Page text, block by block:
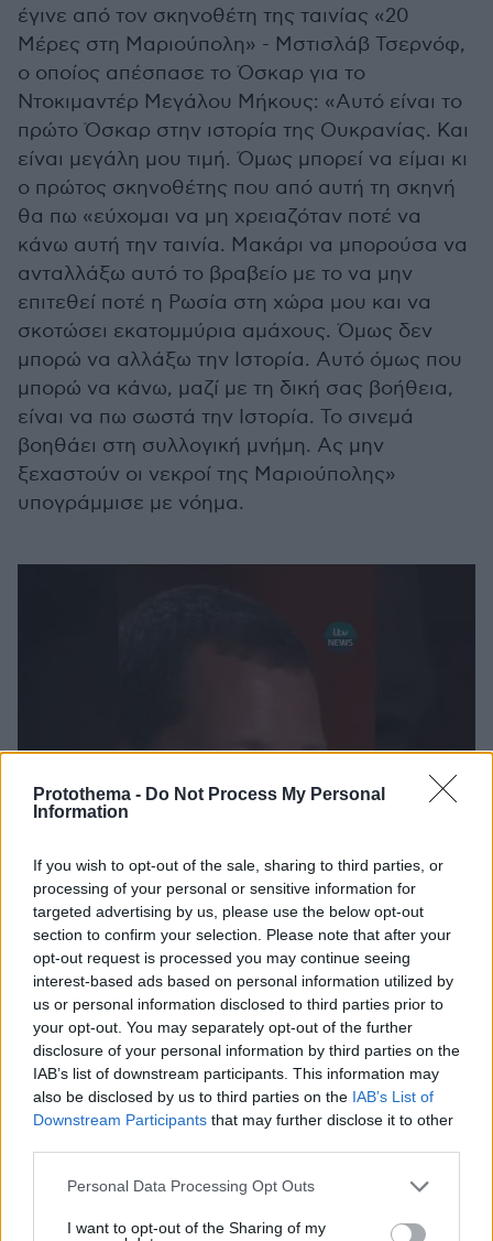
Protothema - Do Not Process My Personal
Information
If you wish to opt-out of the sale, sharing to third parties, or
processing of your personal or sensitive information for
targeted advertising by us, please use the below opt-out
section to confirm your selection. Please note that after your
opt-out request is processed you may continue seeing
interest-based ads based on personal information utilized by
us or personal information disclosed to third parties prior to
your opt-out. You may separately opt-out of the further
disclosure of your personal information by third parties on the
IAB’s list of downstream participants. This information may
also be disclosed by us to third parties on the IAB’s List of
Downstream Participants that may further disclose it to other
Please note that this website/app uses one or more Google
not limited to your visit or usage behaviour. You may click to
Personal Data Processing Opt Outs
I want to opt-out of the Sharing of my
έγινε από τον σκηνοθέτη της ταινίας «20
Μέρες στη Μαριούπολη» - Μστισλάβ Τσερνόφ,
ο οποίος απέσπασε το Όσκαρ για το
Ντοκιμαντέρ Μεγάλου Μήκους: «Αυτό είναι το
πρώτο Όσκαρ στην ιστορία της Ουκρανίας. Και
είναι μεγάλη μου τιμή. Όμως μπορεί να είμαι κι
ο πρώτος σκηνοθέτης που από αυτή τη σκηνή
θα πω «εύχομαι να μη χρειαζόταν ποτέ να
κάνω αυτή την ταινία. Μακάρι να μπορούσα να
ανταλλάξω αυτό το βραβείο με το να μην
επιτεθεί ποτέ η Ρωσία στη χώρα μου και να
σκοτώσει εκατομμύρια αμάχους. Όμως δεν
μπορώ να αλλάξω την Ιστορία. Αυτό όμως που
μπορώ να κάνω, μαζί με τη δική σας βοήθεια,
είναι να πω σωστά την Ιστορία. Το σινεμά
βοηθάει στη συλλογική μνήμη. Ας μην
ξεχαστούν οι νεκροί της Μαριούπολης»
υπογράμμισε με νόημα.
Οι χαμένοι της βραδιάς
Σε πανωλεθρία εξελίχθηκε η οσκαρική βραδιά
για τον διάσημο σκηνοθέτηΜάρτιν Σκορσέζε
Ανθισμένου Φεγγαριού», που καταγράφει τα